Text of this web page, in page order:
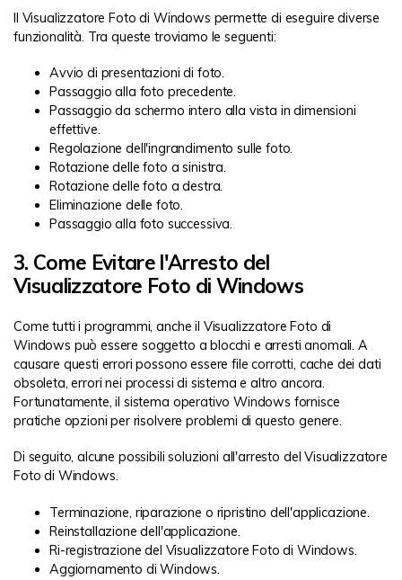
Il Visualizzatore Foto di Windows permette di eseguire diverse
funzionalità. Tra queste troviamo le seguenti:
Avvio di presentazioni di foto.
Passaggio alla foto precedente.
Passaggio da schermo intero alla vista in dimensioni
effettive.
Regolazione dell'ingrandimento sulle foto.
Rotazione delle foto a sinistra.
Rotazione delle foto a destra.
Eliminazione delle foto.
Passaggio alla foto successiva.
3. Come Evitare l'Arresto del
Visualizzatore Foto di Windows
Come tutti i programmi, anche il Visualizzatore Foto di
Windows può essere soggetto a blocchi e arresti anomali. A
causare questi errori possono essere file corrotti, cache dei dati
obsoleta, errori nei processi di sistema e altro ancora.
Fortunatamente, il sistema operativo Windows fornisce
pratiche opzioni per risolvere problemi di questo genere.
Di seguito, alcune possibili soluzioni all'arresto del Visualizzatore
Foto di Windows.
Terminazione, riparazione o ripristino dell'applicazione.
Reinstallazione dell'applicazione.
Ri-registrazione del Visualizzatore Foto di Windows.
Aggiornamento di Windows.